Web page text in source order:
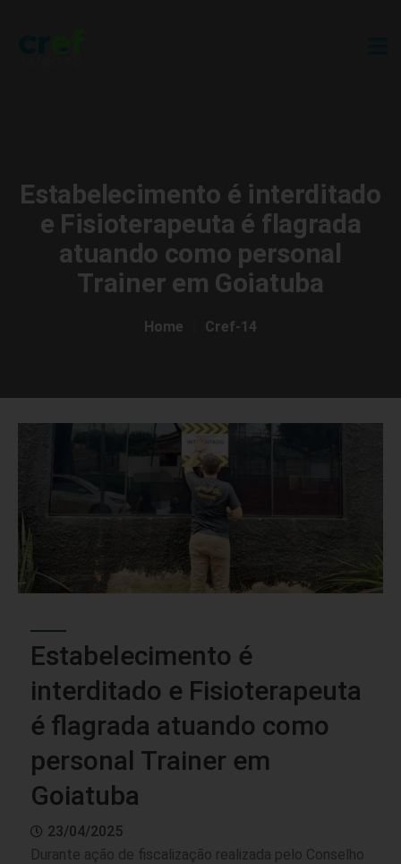
Estabelecimento é interditado
e Fisioterapeuta é flagrada
atuando como personal
Trainer em Goiatuba
Home Cref-14
Estabelecimento é
interditado e Fisioterapeuta
é flagrada atuando como
personal Trainer em
Goiatuba
23/04/2025
Durante ação de fiscalização realizada pelo Conselho